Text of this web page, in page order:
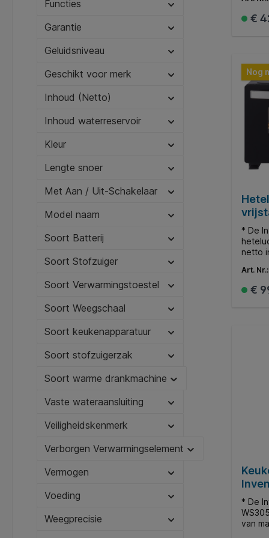
Functies
Garantie
Geluidsniveau
Geschikt voor merk
Inhoud (Netto)
Inhoud waterreservoir
Kleur
Lengte snoer
Met Aan / Uit-Schakelaar
Model naam
Soort Batterij
Soort Stofzuiger
Soort Verwarmingstoestel
Soort Weegschaal
Soort keukenapparatuur
Soort stofzuigerzak
Soort warme drankmachine
Vaste wateraansluiting
Veiligheidskenmerk
Verborgen Verwarmingselement
Vermogen
Voeding
Weegprecisie
groot
met
en
€
Nog
* De
netto
gaat
oven
veeg
en
Art. Nr.:
€
zwart
* De
van